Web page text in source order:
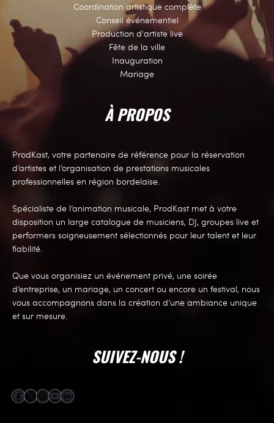
Coordination artistique complète
Conseil événementiel
Production d'artiste live
Fête de la ville
Inauguration
Mariage
À PROPOS
ProdKast, votre partenaire de référence pour la réservation
d’artistes et l’organisation de prestations musicales
professionnelles en région bordelaise.
Spécialiste de l’animation musicale, ProdKast met à votre
disposition un large catalogue de musiciens, DJ, groupes live et
performers soigneusement sélectionnés pour leur talent et leur
fiabilité.
Que vous organisiez un événement privé, une soirée
d’entreprise, un mariage, un concert ou encore un festival, nous
vous accompagnons dans la création d’une ambiance unique
et sur mesure.
SUIVEZ-NOUS !
Facebook
X Instagram
YouTube
LinkedIn